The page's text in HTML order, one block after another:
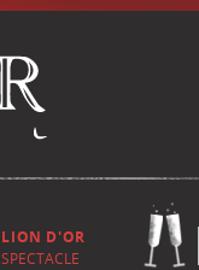
LION D'OR
SPECTACLE